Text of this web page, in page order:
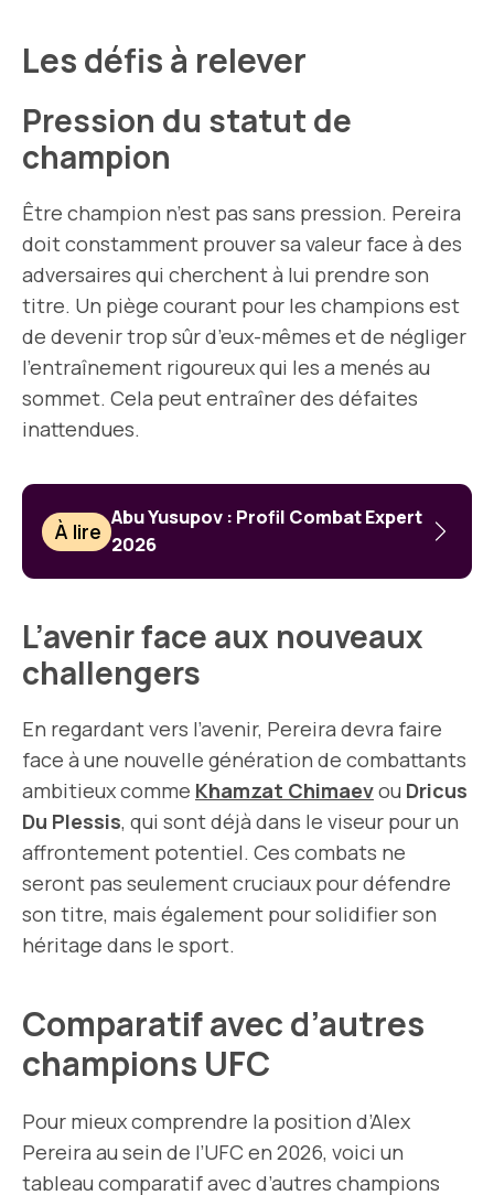
Les défis à relever
Pression du statut de
champion
Être champion n’est pas sans pression. Pereira
doit constamment prouver sa valeur face à des
adversaires qui cherchent à lui prendre son
titre. Un piège courant pour les champions est
de devenir trop sûr d’eux-mêmes et de négliger
l’entraînement rigoureux qui les a menés au
sommet. Cela peut entraîner des défaites
inattendues.
À lire
Abu Yusupov : Profil Combat Expert
2026
L’avenir face aux nouveaux
challengers
En regardant vers l’avenir, Pereira devra faire
face à une nouvelle génération de combattants
ambitieux comme Khamzat Chimaevou Dricus
Du Plessis, qui sont déjà dans le viseur pour un
affrontement potentiel. Ces combats ne
seront pas seulement cruciaux pour défendre
son titre, mais également pour solidifier son
héritage dans le sport.
Comparatif avec d’autres
champions UFC
Pour mieux comprendre la position d’Alex
Pereira au sein de l’UFC en 2026, voici un
tableau comparatif avec d’autres champions